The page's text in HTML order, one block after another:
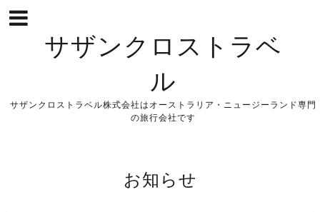
サザンクロストラベ
ル
サザンクロストラベル株式会社はオーストラリア・ニュージーランド専門
の旅行会社です
お知らせ